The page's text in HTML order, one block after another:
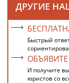
ДРУГИЕ
Быстрый
И получите
юристов со